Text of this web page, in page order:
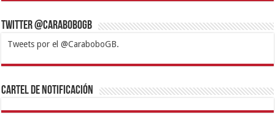
Twitter @CaraboboGB
Tweets por el @CaraboboGB.
1xbetBetturkeyBetistKralbetSupertotobetTipobetMatadorbetMariobet
https://mvbcasino.com/
Cartel de Notificación